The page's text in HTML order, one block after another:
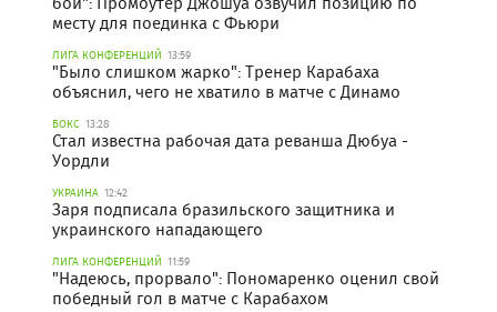
месту для поединка с Фьюри
ЛИГА КОНФЕРЕНЦИЙ 13:59
"Было слишком жарко": Тренер Карабаха
объяснил, чего не хватило в матче с Динамо
БОКС 13:28
Стал известна рабочая дата реванша Дюбуа -
Уордли
УКРАИНА 12:42
Заря подписала бразильского защитника и
украинского нападающего
ЛИГА КОНФЕРЕНЦИЙ 11:59
"Надеюсь, прорвало": Пономаренко оценил свой
победный гол в матче с Карабахом